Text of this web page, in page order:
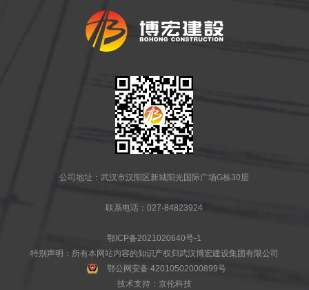
公司地址：武汉市汉阳区新城阳光国际广场G栋30层
联系电话：027-84823924
鄂ICP备2021020640号-1
特别声明：所有本网站内容的知识产权归武汉博宏建设集团有限公司
鄂公网安备 42010502000899号
技术支持： 京伦科技